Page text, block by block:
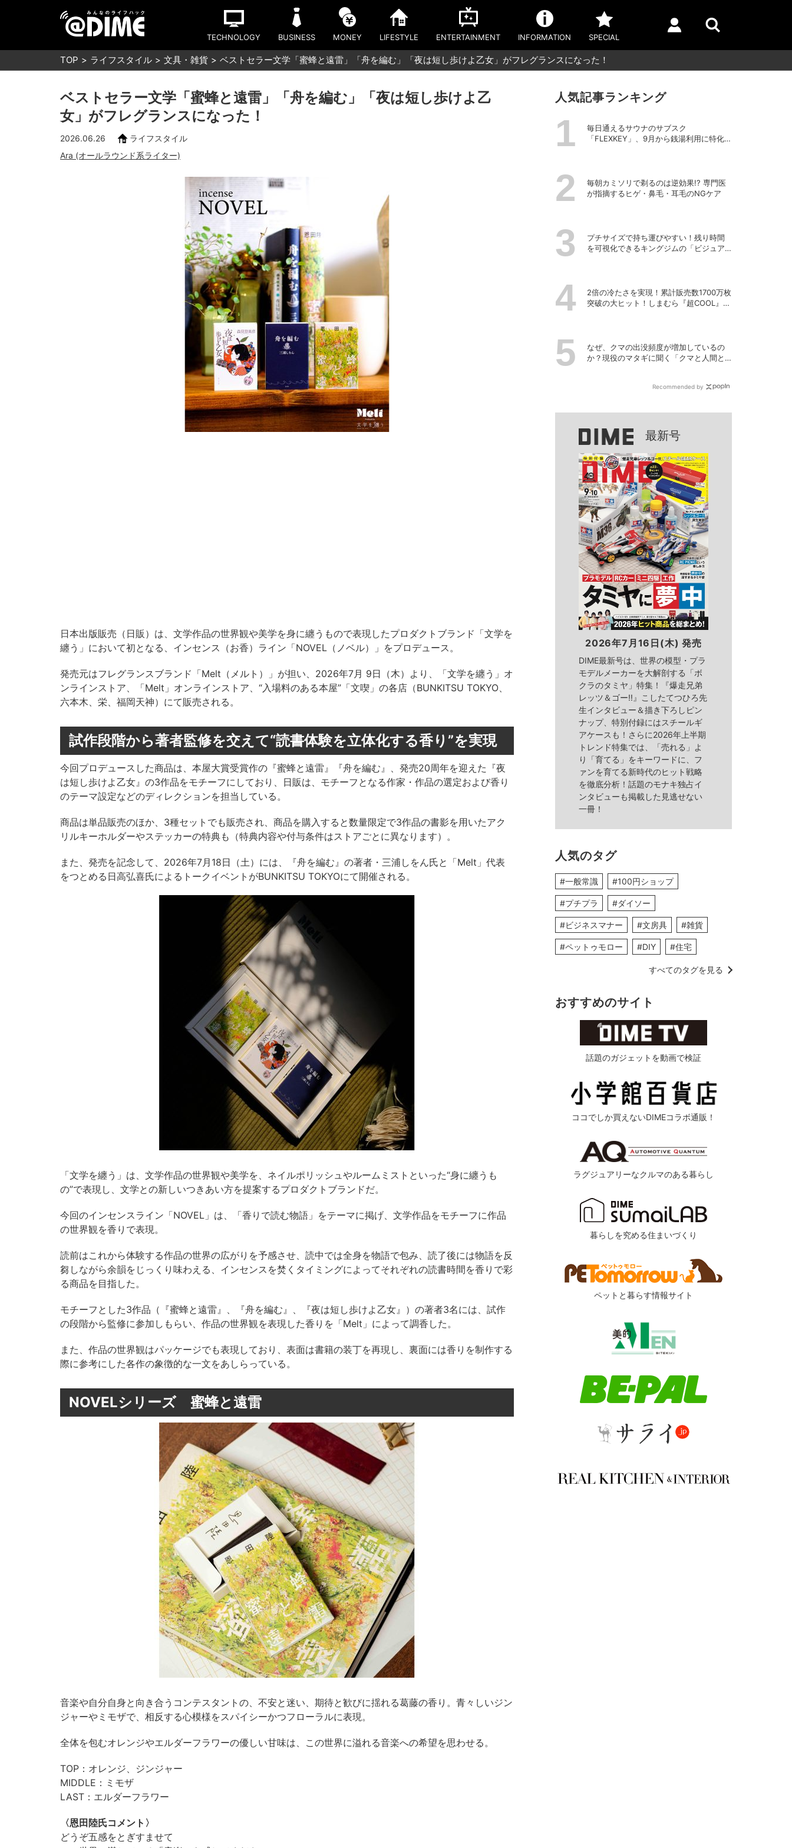
TECHNOLOGY BUSINESS MONEY LIFESTYLE ENTERTAINMENT INFORMATION SPECIAL
TOP ライフスタイル 文具・雑貨 ベストセラー文学「蜜蜂と遠雷」「舟を編む」「夜は短し歩けよ乙女」がフレグランスになった！
ベストセラー文学「蜜蜂と遠雷」「舟を編む」「夜は短し歩けよ乙
女」がフレグランスになった！
2026.06.26
ライフスタイル
Ara (オールラウンド系ライター)
日本出版販売（日販）は、文学作品の世界観や美学を身に纏うもので表現したプロダクトブランド「文学を
纏う」において初となる、インセンス（お香）ライン「NOVEL（ノベル）」をプロデュース。
発売元はフレグランスブランド「Melt（メルト）」が担い、2026年7月 9日（木）より、「文学を纏う」オ
ンラインストア、「Melt」オンラインストア、“入場料のある本屋”「文喫」の各店（BUNKITSU TOKYO、
六本木、栄、福岡天神）にて販売される。
試作段階から著者監修を交えて“読書体験を立体化する香り”を実現
今回プロデュースした商品は、本屋大賞受賞作の『蜜蜂と遠雷』『舟を編む』、発売20周年を迎えた『夜
は短し歩けよ乙女』の3作品をモチーフにしており、日販は、モチーフとなる作家・作品の選定および香り
のテーマ設定などのディレクションを担当している。
商品は単品販売のほか、3種セットでも販売され、商品を購入すると数量限定で3作品の書影を用いたアク
リルキーホルダーやステッカーの特典も（特典内容や付与条件はストアごとに異なります）。
また、発売を記念して、2026年7月18日（土）には、『舟を編む』の著者・三浦しをん氏と「Melt」代表
をつとめる日高弘喜氏によるトークイベントがBUNKITSU TOKYOにて開催される。
「文学を纏う」は、文学作品の世界観や美学を、ネイルポリッシュやルームミストといった“身に纏うも
の”で表現し、文学との新しいつきあい方を提案するプロダクトブランドだ。
今回のインセンスライン「NOVEL」は、「香りで読む物語」をテーマに掲げ、文学作品をモチーフに作品
の世界観を香りで表現。
読前はこれから体験する作品の世界の広がりを予感させ、読中では全身を物語で包み、読了後には物語を反
芻しながら余韻をじっくり味わえる、インセンスを焚くタイミングによってそれぞれの読書時間を香りで彩
る商品を目指した。
モチーフとした3作品（『蜜蜂と遠雷』、『舟を編む』、『夜は短し歩けよ乙女』）の著者3名には、試作
の段階から監修に参加しもらい、作品の世界観を表現した香りを「Melt」によって調香した。
また、作品の世界観はパッケージでも表現しており、表面は書籍の装丁を再現し、裏面には香りを制作する
際に参考にした各作の象徴的な一文をあしらっている。
NOVELシリーズ 蜜蜂と遠雷
音楽や自分自身と向き合うコンテスタントの、不安と迷い、期待と歓びに揺れる葛藤の香り。青々しいジン
ジャーやミモザで、相反する心模様をスパイシーかつフローラルに表現。
全体を包むオレンジやエルダーフラワーの優しい甘味は、この世界に溢れる音楽への希望を思わせる。
TOP：オレンジ、ジンジャー
MIDDLE：ミモザ
LAST：エルダーフラワー
〈恩田陸氏コメント〉
どうぞ五感をとぎすませて
人気記事ランキング
毎日通えるサウナのサブスク
「FLEXKEY」、9月から銭湯利用に特化し
毎朝カミソリで剃るのは逆効果!? 専門医
が指摘するヒゲ・鼻毛・耳毛のNGケア
プチサイズで持ち運びやすい！残り時間
を可視化できるキングジムの「ビジュア
2倍の冷たさを実現！累計販売数1700万枚
突破の大ヒット！しまむら『超COOL』シ
なぜ、クマの出没頻度が増加しているの
か？現役のマタギに聞く「クマと人間と
Recommended by
最新号
2026年7月16日(木) 発売
DIME最新号は、世界の模型・プラ
モデルメーカーを大解剖する「ボ
クラのタミヤ」特集！『爆走兄弟
レッツ＆ゴー!!』こしたてつひろ先
生インタビュー＆描き下ろしピン
ナップ、特別付録にはスチールギ
アケースも！さらに2026年上半期
トレンド特集では、「売れる」よ
り「育てる」をキーワードに、フ
ァンを育てる新時代のヒット戦略
を徹底分析！話題のモナキ独占イ
ンタビューも掲載した見逃せない
一冊！
人気のタグ
#一般常識 #100円ショップ
#プチプラ #ダイソー
#ビジネスマナー #文房具 #雑貨
#ペットゥモロー #DIY #住宅
すべてのタグを見る
おすすめのサイト
話題のガジェットを動画で検証
ココでしか買えないDIMEコラボ通販！
ラグジュアリーなクルマのある暮らし
暮らしを究める住まいづくり
ペットと暮らす情報サイト